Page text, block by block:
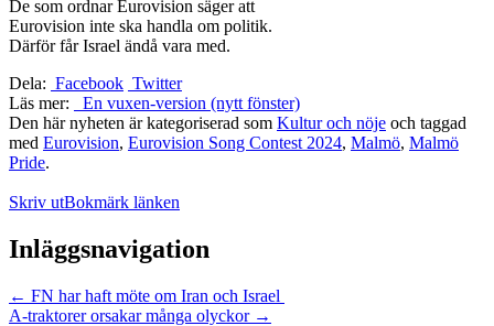
De som ordnar Eurovision säger att
Eurovision inte ska handla om politik.
Därför får Israel ändå vara med.
Dela: Facebook Twitter
Läs mer:
En vuxen-version (nytt fönster)
Den här nyheten är kategoriserad som Kultur och nöje och taggad
med Eurovision, Eurovision Song Contest 2024, Malmö, Malmö
Pride.
Skriv utBokmärk länken
Inläggsnavigation
← FN har haft möte om Iran och Israel
A-traktorer orsakar många olyckor →